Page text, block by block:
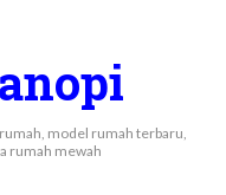
model rumah terbaru,
rumah mewah